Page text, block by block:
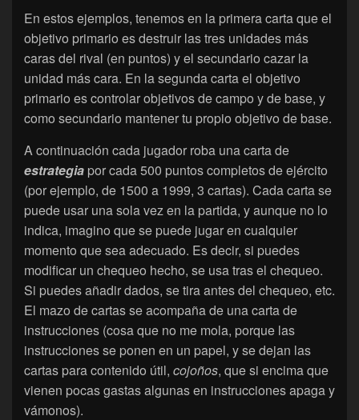
En estos ejemplos, tenemos en la primera carta que el
objetivo primario es destruir las tres unidades más
caras del rival (en puntos) y el secundario cazar la
unidad más cara. En la segunda carta el objetivo
primario es controlar objetivos de campo y de base, y
como secundario mantener tu propio objetivo de base.
A continuación cada jugador roba una carta de
estrategia por cada 500 puntos completos de ejército
(por ejemplo, de 1500 a 1999, 3 cartas). Cada carta se
puede usar una sola vez en la partida, y aunque no lo
indica, imagino que se puede jugar en cualquier
momento que sea adecuado. Es decir, si puedes
modificar un chequeo hecho, se usa tras el chequeo.
Si puedes añadir dados, se tira antes del chequeo, etc.
El mazo de cartas se acompaña de una carta de
instrucciones (cosa que no me mola, porque las
instrucciones se ponen en un papel, y se dejan las
cartas para contenido útil, cojoños, que si encima que
vienen pocas gastas algunas en instrucciones apaga y
vámonos).